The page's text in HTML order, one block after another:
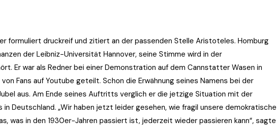
formuliert druckreif und zitiert an der passenden Stelle Aristoteles. Homburg
der Leibniz-Universität Hannover, seine Stimme wird in der
Er war als Redner bei einer Demonstration auf dem Cannstatter Wasen in
Fans auf Youtube geteilt. Schon die Erwähnung seines Namens bei der
aus. Am Ende seines Auftritts verglich er die jetzige Situation mit der
Deutschland. „Wir haben jetzt leider gesehen, wie fragil unsere demokratische
was in den 1930er-Jahren passiert ist, jederzeit wieder passieren kann“, sagte